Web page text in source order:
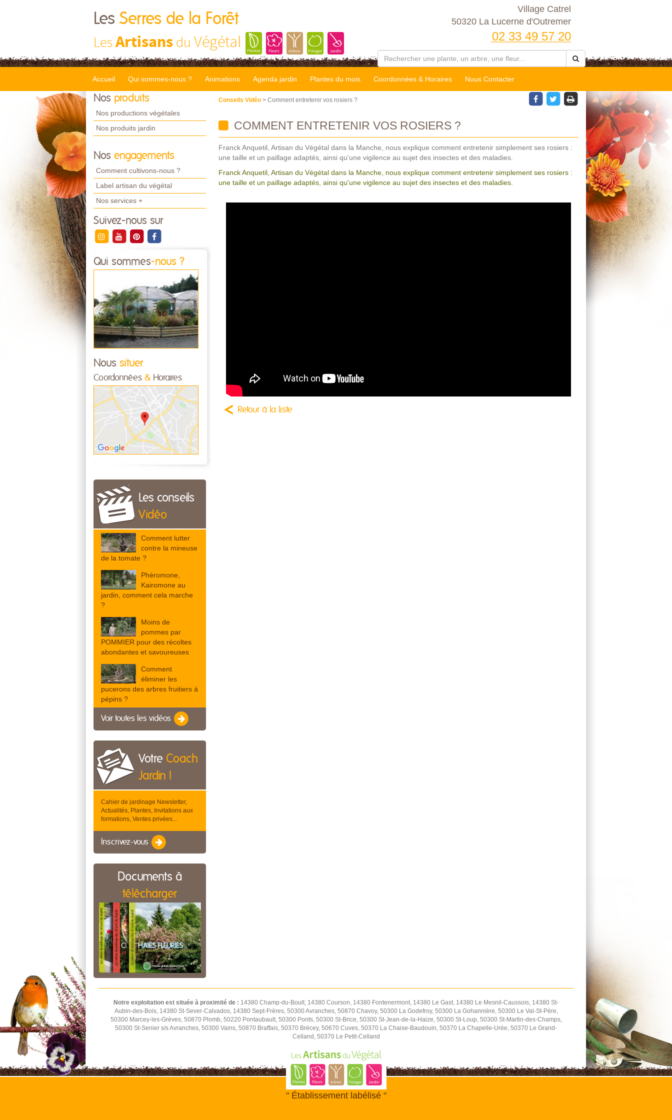
Les Serres de la Forêt
LesArtisans du Végétal
Village Catrel
50320 La Lucerne d'Outremer
02 33 49 57 20
Accueil Qui sommes-nous ? Animations Agenda jardin Plantes du mois Coordonnées & Horaires Nous Contacter
Nos produits
Nos productions végétales
Nos produits jardin
Nos engagements
Comment cultivons-nous ?
Label artisan du végétal
Nos services +
Suivez-nous sur
Qui sommes-nous ?
Nous situer
Coordonnées & Horaires
Les conseils
Vidéo
Comment lutter
contre la mineuse
de la tomate ?
Phéromone,
Kairomone au
jardin, comment cela marche
?
Moins de
pommes par
POMMIER pour des récoltes
abondantes et savoureuses
Comment
éliminer les
pucerons des arbres fruitiers à
pépins ?
Voir toutes les vidéos
Votre Coach
Jardin !
Cahier de jardinage Newsletter,
Actualités, Plantes, Invitations aux
formations, Ventes privées...
Inscrivez-vous
Documents à
télécharger
Conseils Vidéo > Comment entretenir vos rosiers ?
COMMENT ENTRETENIR VOS ROSIERS ?
Franck Anquetil, Artisan du Végétal dans la Manche, nous explique comment entretenir simplement ses rosiers :
une taille et un paillage adaptés, ainsi qu'une vigilence au sujet des insectes et des maladies.
Franck Anquetil, Artisan du Végétal dans la Manche, nous explique comment entretenir simplement ses rosiers :
une taille et un paillage adaptés, ainsi qu'une vigilence au sujet des insectes et des maladies.
Retour à la liste
Notre exploitation est située à proximité de : 14380 Champ-du-Boult, 14380 Courson, 14380 Fontenermont, 14380 Le Gast, 14380 Le Mesnil-Caussois, 14380 St-
Aubin-des-Bois, 14380 St-Sever-Calvados, 14380 Sept-Frères, 50300 Avranches, 50870 Chavoy, 50300 La Godefroy, 50300 La Gohannière, 50300 Le Val-St-Père,
50300 Marcey-les-Grèves, 50870 Plomb, 50220 Pontaubault, 50300 Ponts, 50300 St-Brice, 50300 St-Jean-de-la-Haize, 50300 St-Loup, 50300 St-Martin-des-Champs,
50300 St-Senier s/s Avranches, 50300 Vains, 50870 Braffais, 50370 Brécey, 50670 Cuves, 50370 La Chaise-Baudouin, 50370 La Chapelle-Urée, 50370 Le Grand-
Celland, 50370 Le Petit-Celland
" Établissement labélisé "